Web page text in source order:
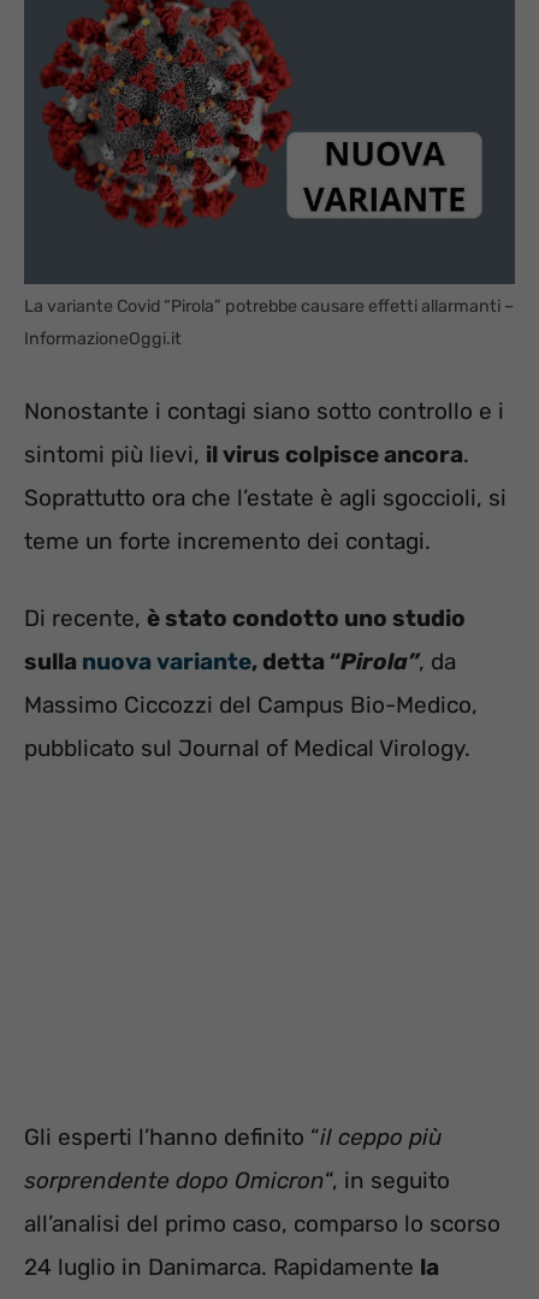
La variante Covid “Pirola” potrebbe causare effetti allarmanti –
InformazioneOggi.it
Nonostante i contagi siano sotto controllo e i
sintomi più lievi, il virus colpisce ancora.
Soprattutto ora che l’estate è agli sgoccioli, si
teme un forte incremento dei contagi.
Di recente, è stato condotto uno studio
sulla nuova variante, detta “Pirola”, da
Massimo Ciccozzi del Campus Bio-Medico,
pubblicato sul Journal of Medical Virology.
Gli esperti l’hanno definito “il ceppo più
sorprendente dopo Omicron“, in seguito
all’analisi del primo caso, comparso lo scorso
24 luglio in Danimarca. Rapidamente la